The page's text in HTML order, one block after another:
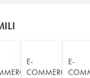
E-
COMMERCE
E-